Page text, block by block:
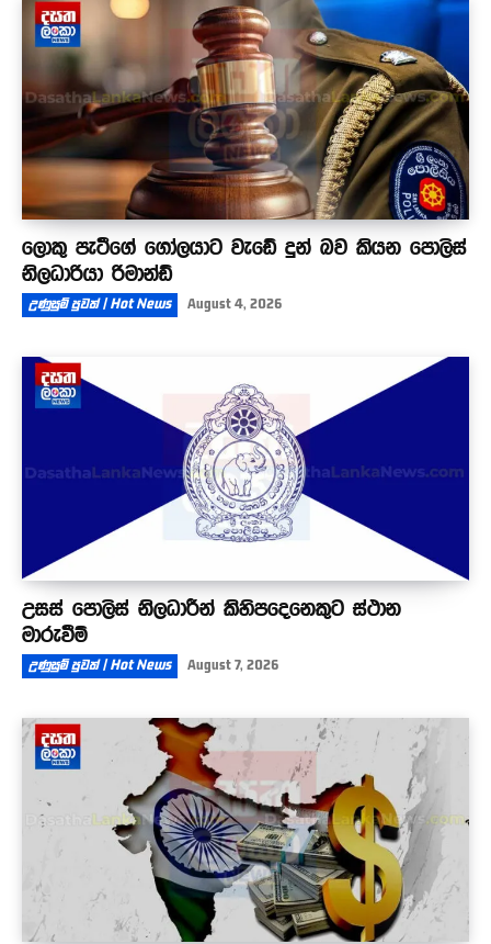
ලොකු පැටීගේ ගෝලයාට වැඩේ දුන් බව කියන පොලිස්
නිලධාරියා රිමාන්ඩ්
උණුසුම් පුවත් | Hot News August 4, 2026
උසස් පොලිස් නිලධාරීන් කිහිපදෙනෙකුට ස්ථාන
මාරුවීම්
උණුසුම් පුවත් | Hot News August 7, 2026